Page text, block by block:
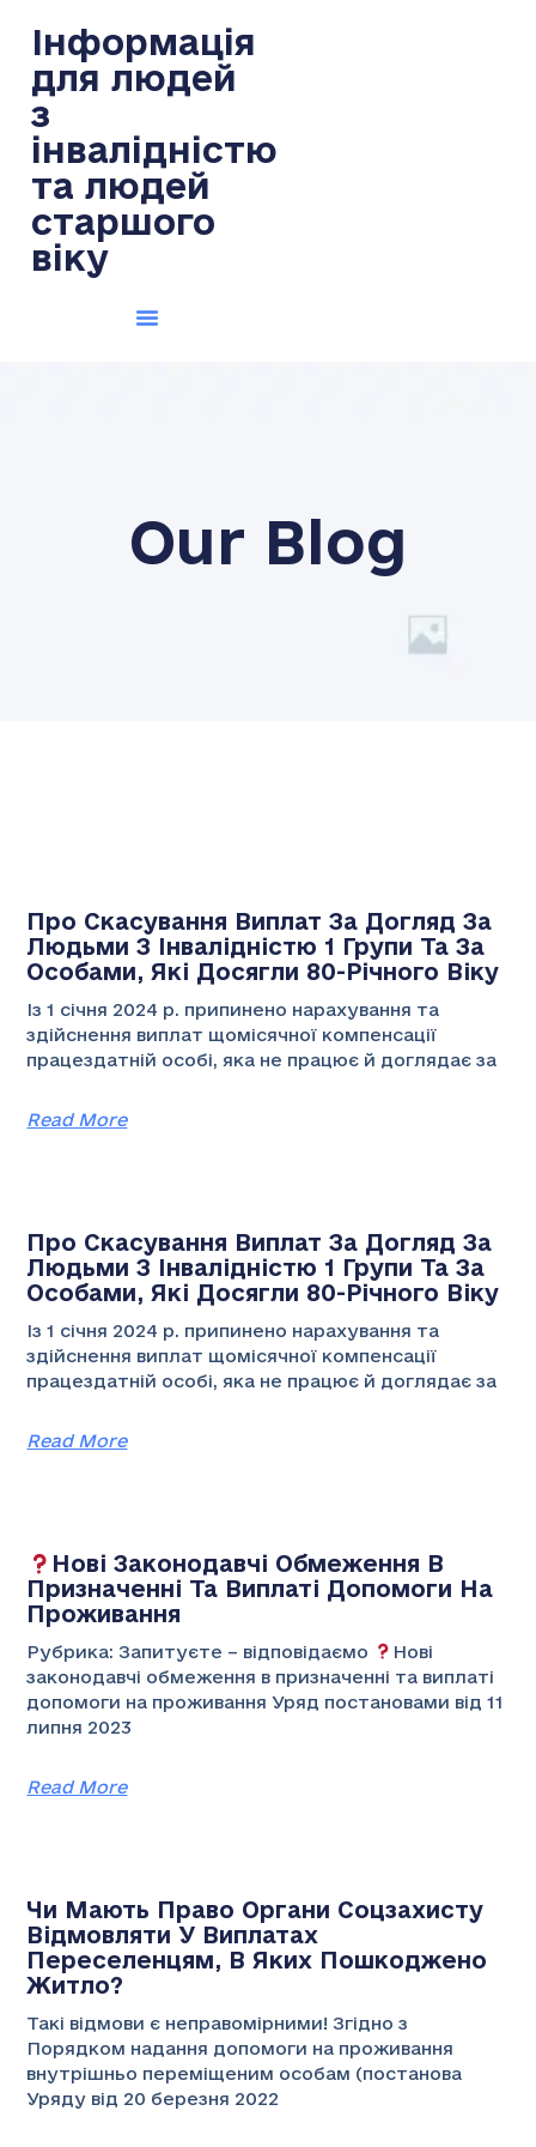
Інформація
для людей
з
інвалідністю
та людей
старшого
віку
Our Blog
Про Скасування Виплат За Догляд За
Людьми З Інвалідністю 1 Групи Та За
Особами, Які Досягли 80-Річного Віку
Із 1 січня 2024 р. припинено нарахування та
здійснення виплат щомісячної компенсації
працездатній особі, яка не працює й доглядає за
Read More
Про Скасування Виплат За Догляд За
Людьми З Інвалідністю 1 Групи Та За
Особами, Які Досягли 80-Річного Віку
Із 1 січня 2024 р. припинено нарахування та
здійснення виплат щомісячної компенсації
працездатній особі, яка не працює й доглядає за
Read More
Нові Законодавчі Обмеження В
Призначенні Та Виплаті Допомоги На
Проживання
Рубрика: Запитуєте – відповідаємо
Нові
законодавчі обмеження в призначенні та виплаті
допомоги на проживання Уряд постановами від 11
липня 2023
Read More
Чи Мають Право Органи Соцзахисту
Відмовляти У Виплатах
Переселенцям, В Яких Пошкоджено
Житло?
Такі відмови є неправомірними! Згідно з
Порядком надання допомоги на проживання
внутрішньо переміщеним особам (постанова
Уряду від 20 березня 2022